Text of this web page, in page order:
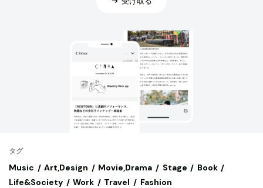
タグ
Music Art,Design Movie,Drama Stage
Book
Life&Society
Work Travel Fashion